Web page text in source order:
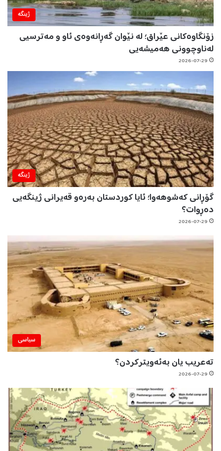
ژینگه‌
زۆنگاوەکانی عێراق؛ لە نێوان گەڕانەوەی ئاو و مەترسیی
لەناوچوونی هەمیشەیی
2026-07-29
ژینگه‌
گۆڕانی کەشوهەوا؛ ئایا کوردستان بەرەو قەیرانی ژینگەیی
دەڕوات؟
2026-07-29
سیاسی
تەعریب یان بەئەویترکردن؟
2026-07-29